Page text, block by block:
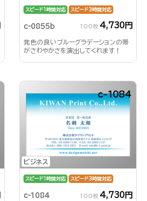
スピード1時間対応 スピード3時間対応
c-0855b 100枚 4,730円
発色の良いブルーグラデーションの帯
がさわやかさを演出してくれます！
ビジネス
c-1084
スピード1時間対応 スピード3時間対応
c-1084 100枚 4,730円